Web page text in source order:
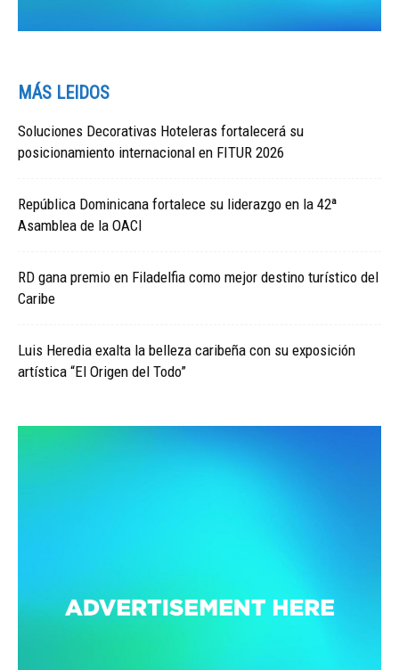
MÁS LEIDOS
Soluciones Decorativas Hoteleras fortalecerá su
posicionamiento internacional en FITUR 2026
República Dominicana fortalece su liderazgo en la 42ª
Asamblea de la OACI
RD gana premio en Filadelfia como mejor destino turístico del
Caribe
Luis Heredia exalta la belleza caribeña con su exposición
artística “El Origen del Todo”